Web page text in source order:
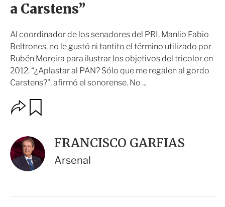
a Carstens”
Al coordinador de los senadores del PRI, Manlio Fabio
Beltrones, no le gustó ni tantito el término utilizado por
Rubén Moreira para ilustrar los objetivos del tricolor en
2012. “¿Aplastar al PAN? Sólo que me regalen al gordo
Carstens?”, afirmó el sonorense. No ...
O
p
o
n
e
s
c
a
r
FRANCISCO GARFIAS
Arsenal